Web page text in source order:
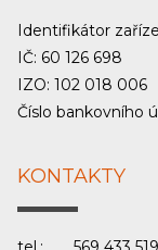
Identifikátor
IČ: 60 126 698
IZO: 102 018 006
Číslo bankovního
KONTAKTY